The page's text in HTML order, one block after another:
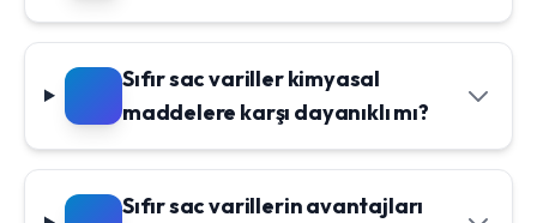
Sıfır sac variller kimyasal
maddelere karşı dayanıklı mı?
Sıfır sac varillerin avantajları